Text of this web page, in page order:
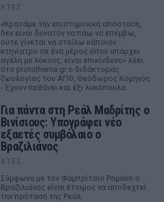
ΧΤΕΣ
«Κρατάμε την επιστημονική απόσταση,
δεν είναι δυνατόν να πάω να επέμβω,
ούτε γίνεται να στείλω κάποιον
κτηνίατρο σε ένα μέρος όπου υπάρχει
αγέλη με λύκους, είναι επικίνδυνο» λέει
στο protothema.gr ο διδάκτορας
ζωολογίας του ΑΠΘ, Θεόδωρος Κομηνός
- Έχουν πεθάνει και έξι λυκόπουλα
Για πάντα στη Ρεάλ Μαδρίτης ο
Βινίσιους: Υπογράφει νέο
εξαετές συμβόλαιο ο
Βραζιλιάνος
ΧΤΕΣ
Σύμφωνα με τον Φαμπρίτσιο Ρομάνο ο
Βραζιλιάνος είναι έτοιμος να αποδεχτεί
την πρόταση της Ρεάλ